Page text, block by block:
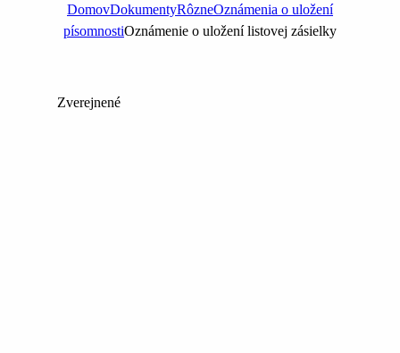
DomovDokumentyRôzneOznámenia o uložení
písomnostiOznámenie o uložení listovej zásielky
Zverejnené